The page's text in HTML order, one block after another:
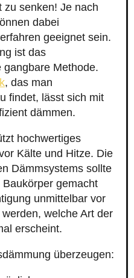
zu senken! Je nach
dabei
geeignet sein.
ist das
Methode.
, das man
findet, lässt sich mit
dämmen.
hochwertiges
Kälte und Hitze. Die
Dämmsystems sollte
gemacht
unmittelbar vor
welche Art der
erscheint.
überzeugen: